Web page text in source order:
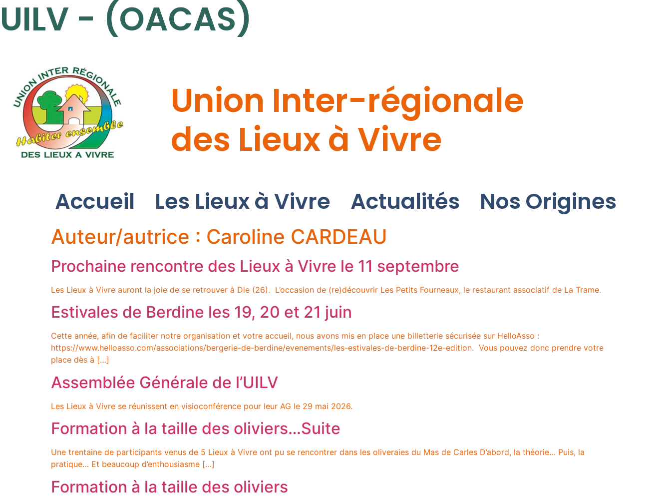
UILV - (OACAS)
Union Inter-régionale
des Lieux à Vivre
Accueil Les Lieux à Vivre Actualités Nos Origines
Auteur/autrice : Caroline CARDEAU
Prochaine rencontre des Lieux à Vivre le 11 septembre
Les Lieux à Vivre auront la joie de se retrouver à Die (26). L’occasion de (re)découvrir Les Petits Fourneaux, le restaurant associatif de La Trame.
Estivales de Berdine les 19, 20 et 21 juin
Cette année, afin de faciliter notre organisation et votre accueil, nous avons mis en place une billetterie sécurisée sur HelloAsso :
https://www.helloasso.com/associations/bergerie-de-berdine/evenements/les-estivales-de-berdine-12e-edition. Vous pouvez donc prendre votre
place dès à […]
Assemblée Générale de l’UILV
Les Lieux à Vivre se réunissent en visioconférence pour leur AG le 29 mai 2026.
Formation à la taille des oliviers…Suite
Une trentaine de participants venus de 5 Lieux à Vivre ont pu se rencontrer dans les oliveraies du Mas de Carles D’abord, la théorie… Puis, la
pratique… Et beaucoup d’enthousiasme […]
Formation à la taille des oliviers